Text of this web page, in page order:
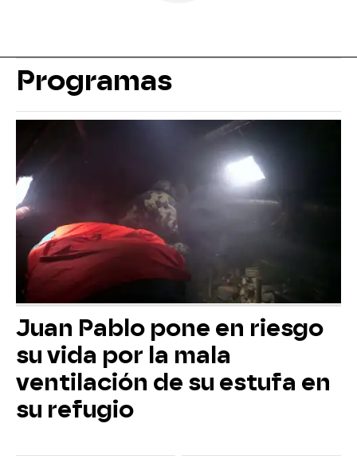
Programas
Juan Pablo pone en riesgo
su vida por la mala
ventilación de su estufa en
su refugio